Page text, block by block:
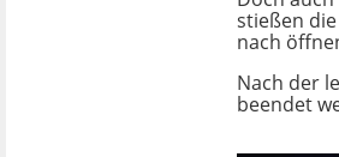
stießen
nach
Nach der
beendet